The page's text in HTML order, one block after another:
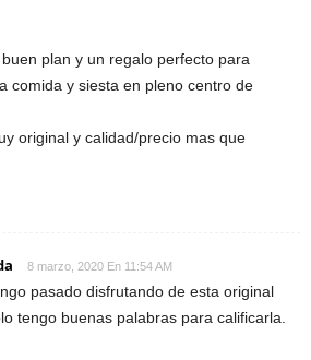
plan y un regalo perfecto para
comida y siesta en pleno centro de
original y calidad/precio mas que
8 marzo, 2020 En 11:54 AM
pasado disfrutando de esta original
tengo buenas palabras para calificarla.